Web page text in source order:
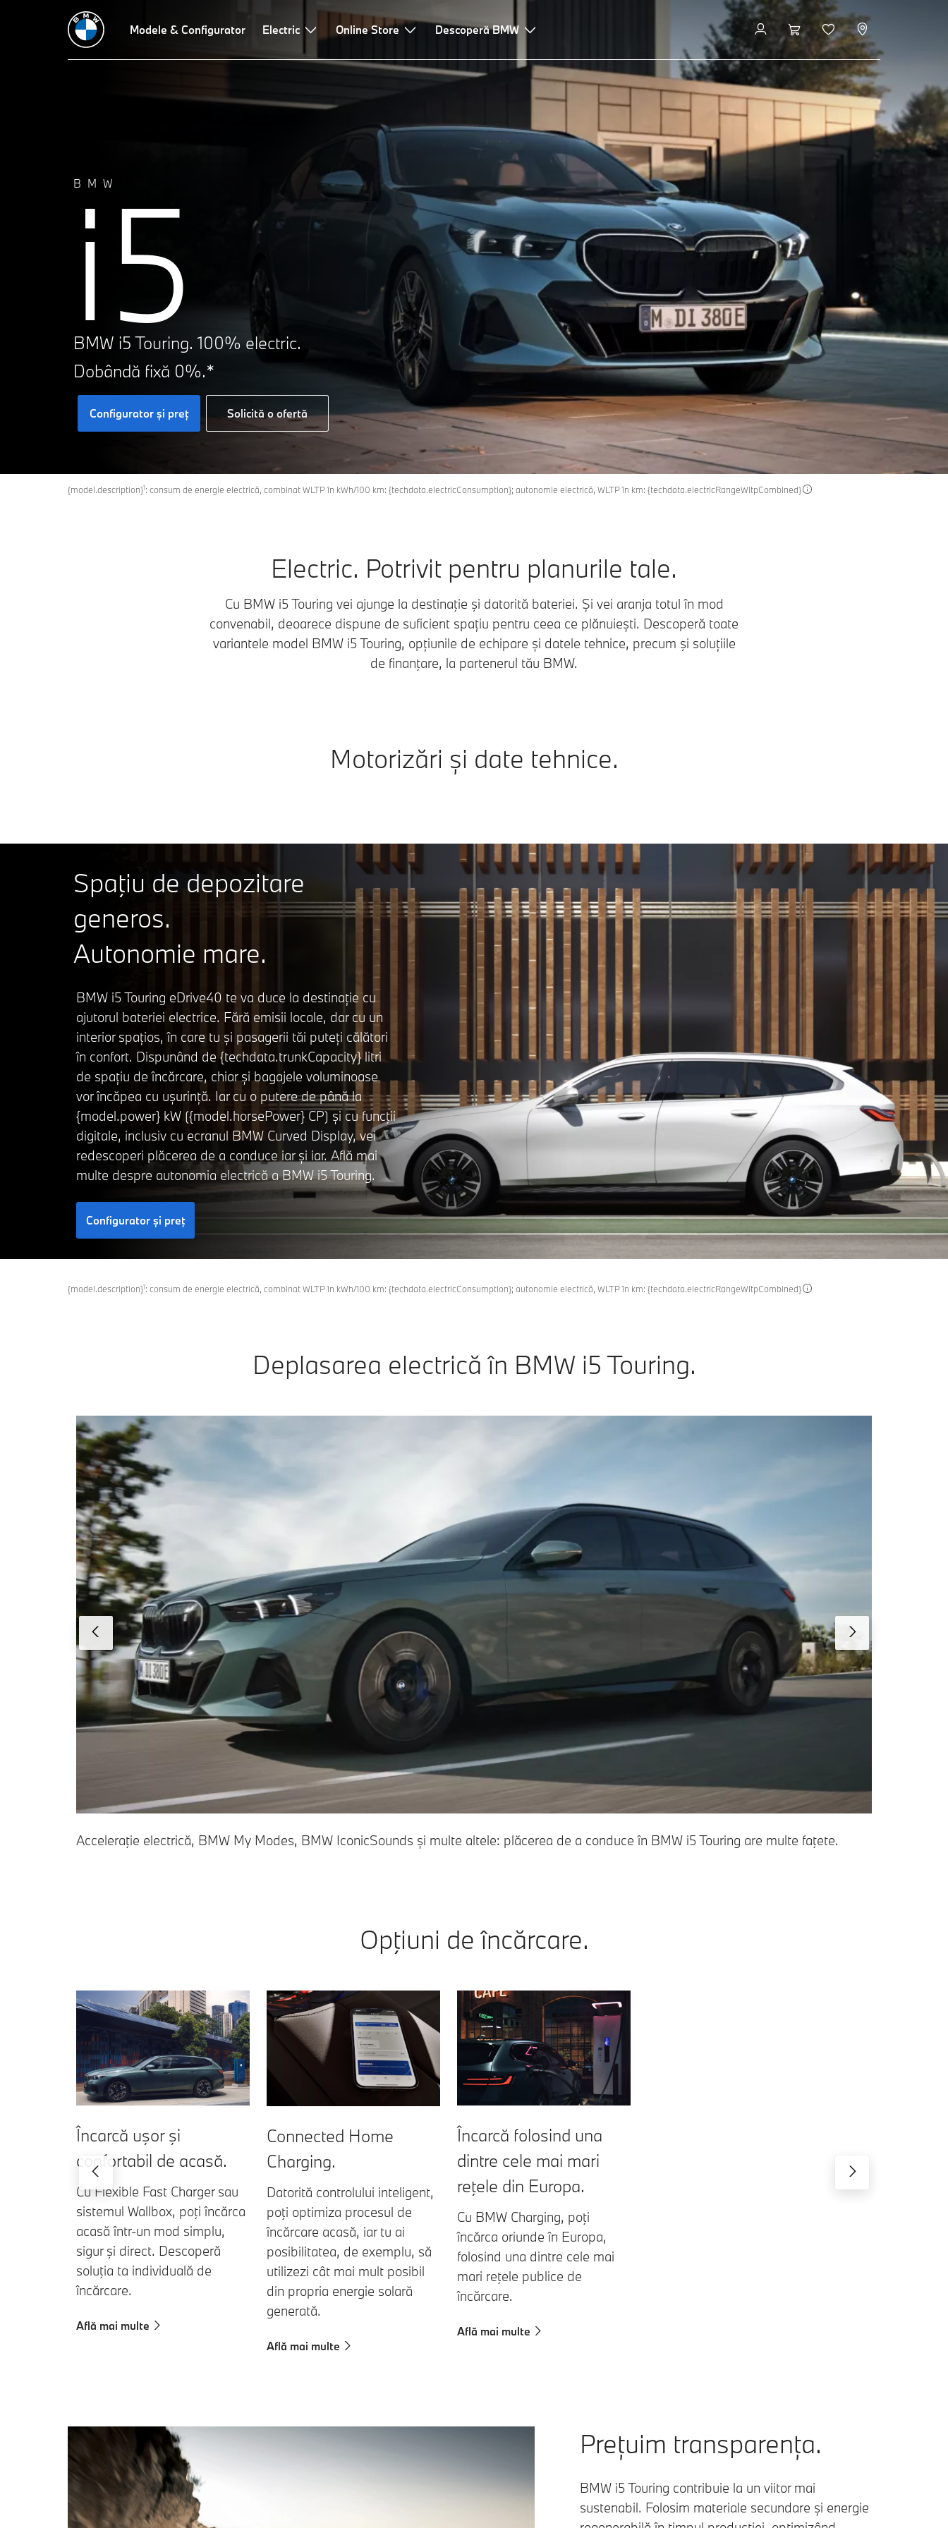
Modele & Configurator Electric Online Store Descoperă BMW
BMW
i5
BMW i5 Touring. 100% electric.
Dobândă fixă 0%.*
Configurator şi preţ Solicită o ofertă
{model.description}1: consum de energie electrică, combinat WLTP în kWh/100 km: {techdata.electricConsumption}; autonomie electrică, WLTP în km: {techdata.electricRangeWltpCombined}
Date tehnice Autonomie şi încărcare Design Tehnologii Configurator şi preţ
Electric. Potrivit pentru planurile tale.
Cu BMW i5 Touring vei ajunge la destinaţie şi datorită bateriei. Și vei aranja totul în mod
convenabil, deoarece dispune de suficient spațiu pentru ceea ce plănuiești. Descoperă toate
variantele model BMW i5 Touring, opțiunile de echipare și datele tehnice, precum şi soluțiile
de finanţare, la partenerul tău BMW.
Motorizări și date tehnice.
Spaţiu de depozitare
generos.
Autonomie mare.
BMW i5 Touring eDrive40 te va duce la destinație cu
ajutorul bateriei electrice. Fără emisii locale, dar cu un
interior spațios, în care tu și pasagerii tăi puteți călători
în confort. Dispunând de {techdata.trunkCapacity} litri
de spațiu de încărcare, chiar și bagajele voluminoase
vor încăpea cu ușurință. Iar cu o putere de până la
{model.power} kW ({model.horsePower} CP) și cu funcţii
digitale, inclusiv cu ecranul BMW Curved Display, vei
redescoperi plăcerea de a conduce iar și iar. Află mai
multe despre autonomia electrică a BMW i5 Touring.
Configurator şi preţ
{model.description}1: consum de energie electrică, combinat WLTP în kWh/100 km: {techdata.electricConsumption}; autonomie electrică, WLTP în km: {techdata.electricRangeWltpCombined}
Deplasarea electrică în BMW i5 Touring.
Acceleraţie electrică, BMW My Modes, BMW IconicSounds și multe altele: plăcerea de a conduce în BMW i5 Touring are multe faţete.
Opţiuni de încărcare.
Încarcă uşor şi
confortabil de acasă.
Cu Flexible Fast Charger sau
sistemul Wallbox, poţi încărca
acasă într-un mod simplu,
sigur şi direct. Descoperă
soluţia ta individuală de
încărcare.
Află mai multe
Connected Home
Charging.
Datorită controlului inteligent,
poţi optimiza procesul de
încărcare acasă, iar tu ai
posibilitatea, de exemplu, să
utilizezi cât mai mult posibil
din propria energie solară
generată.
Află mai multe
Încarcă folosind una
dintre cele mai mari
reţele din Europa.
Cu BMW Charging, poţi
încărca oriunde în Europa,
folosind una dintre cele mai
mari reţele publice de
încărcare.
Află mai multe
Prețuim transparența.
BMW i5 Touring contribuie la un viitor mai
sustenabil. Folosim materiale secundare și energie